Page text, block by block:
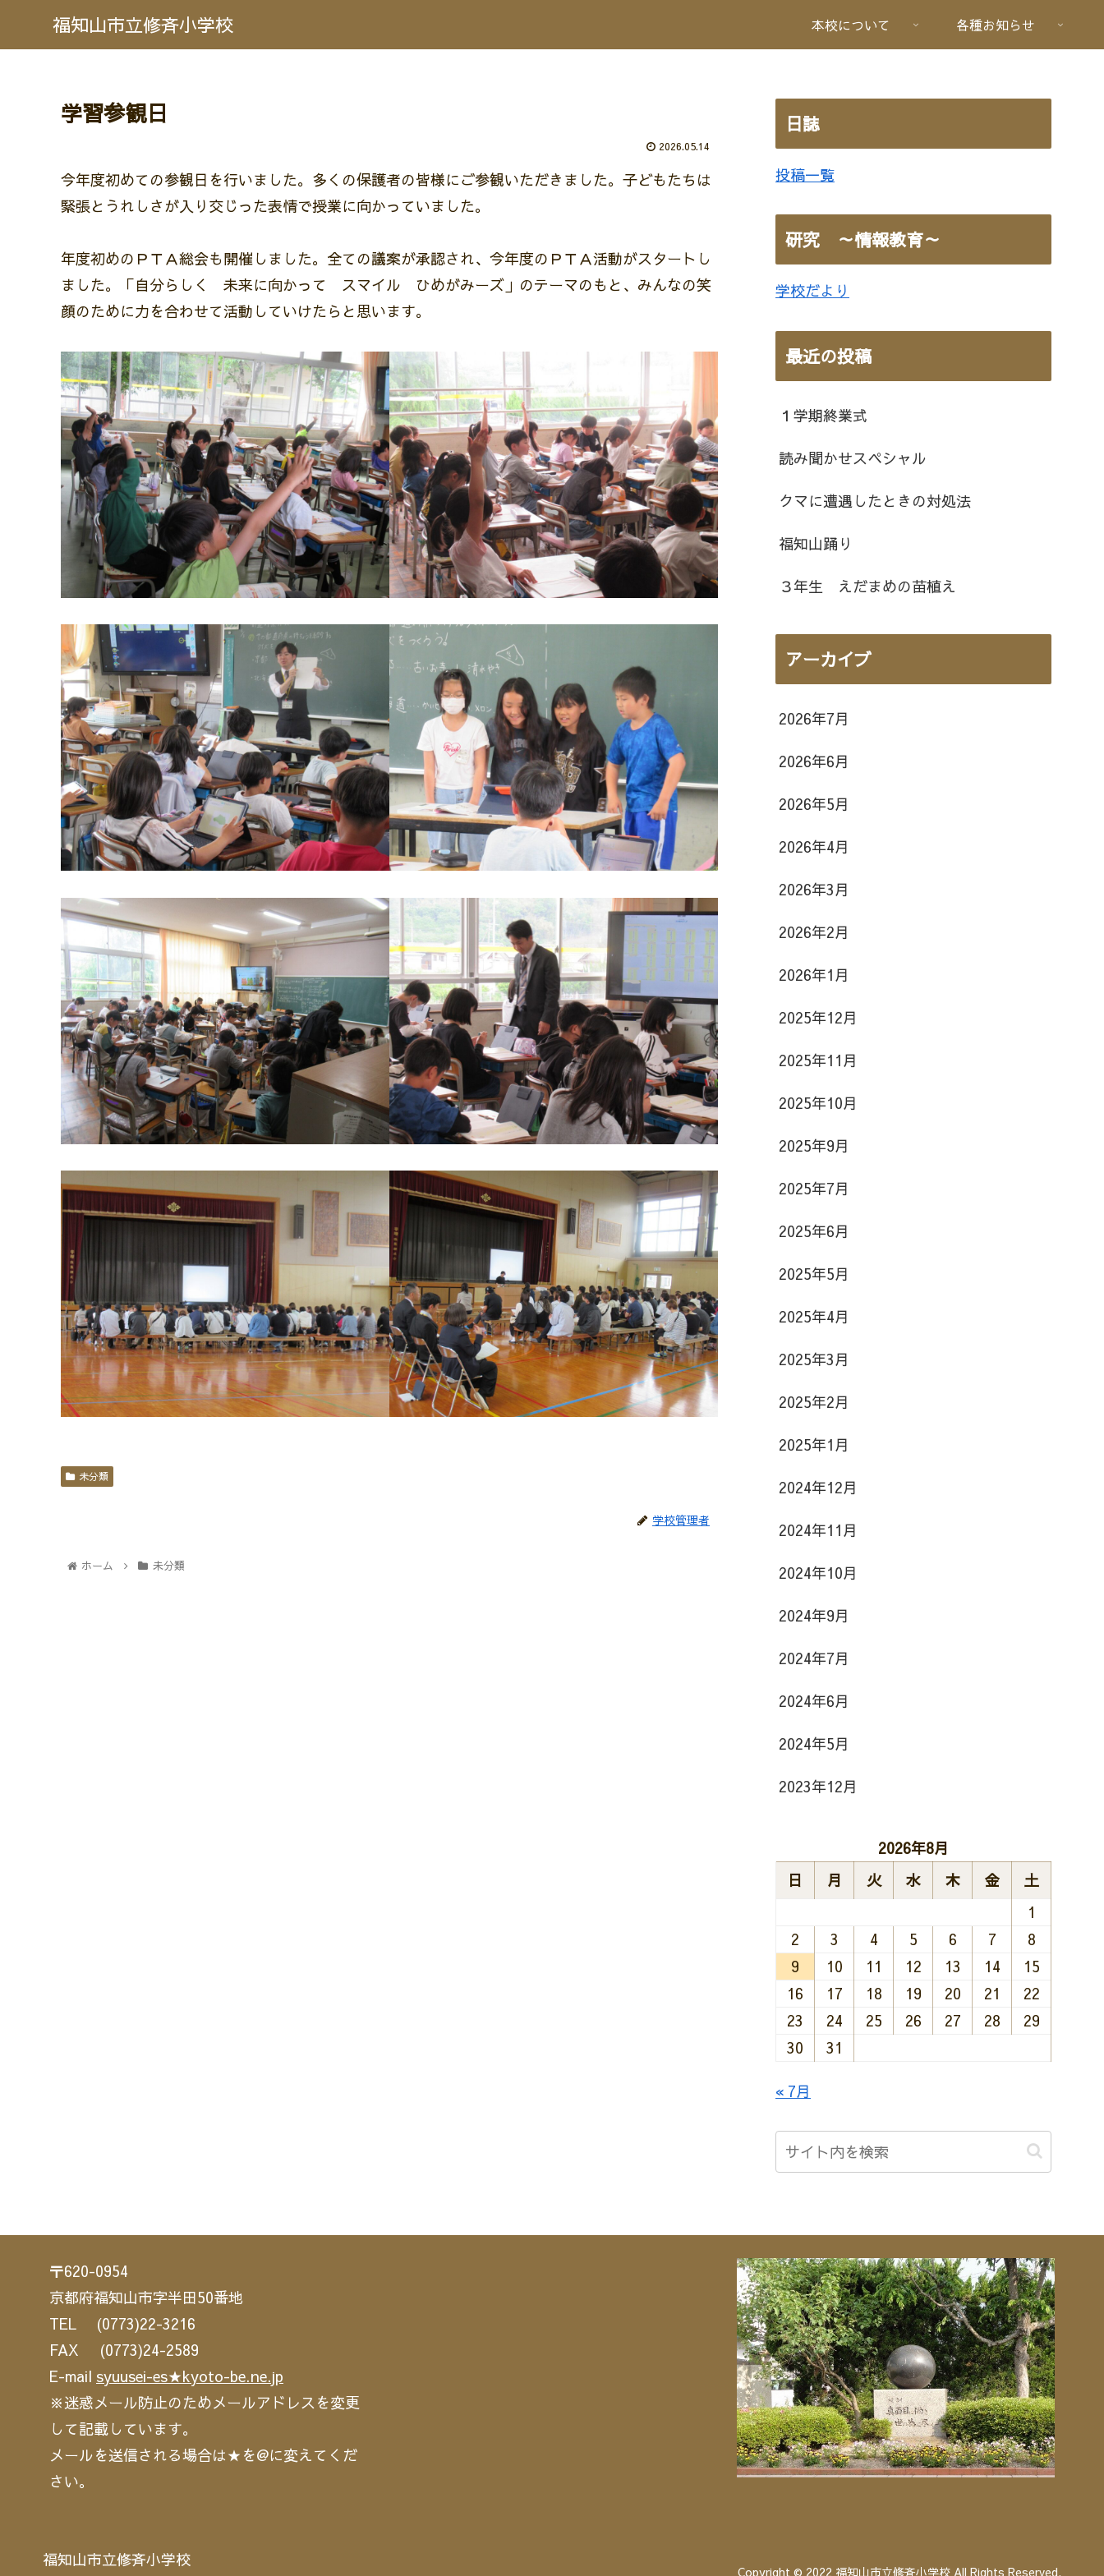
福知山市立修斉小学校 本校について 各種お知らせ
学習参観日
2026.05.14
今年度初めての参観日を行いました。多くの保護者の皆様にご参観いただきました。子どもたちは
緊張とうれしさが入り交じった表情で授業に向かっていました。
年度初めのＰＴＡ総会も開催しました。全ての議案が承認され、今年度のＰＴＡ活動がスタートし
ました。「自分らしく 未来に向かって スマイル ひめがみーズ」のテーマのもと、みんなの笑
顔のために力を合わせて活動していけたらと思います。
未分類
学校管理者
ホーム 未分類
日誌
投稿一覧
研究 ～情報教育～
学校だより
最近の投稿
１学期終業式
読み聞かせスペシャル
クマに遭遇したときの対処法
福知山踊り
３年生 えだまめの苗植え
アーカイブ
2026年7月
2026年6月
2026年5月
2026年4月
2026年3月
2026年2月
2026年1月
2025年12月
2025年11月
2025年10月
2025年9月
2025年7月
2025年6月
2025年5月
2025年4月
2025年3月
2025年2月
2025年1月
2024年12月
2024年11月
2024年10月
2024年9月
2024年7月
2024年6月
2024年5月
2023年12月
2026年8月
日
月 火 水 木 金
土
1
2
3 4 5 6 7
8
9
10 11 12 13 14
15
16
17 18 19 20 21
22
23
24 25 26 27 28
29
30
31
« 7月
〒620-0954
京都府福知山市字半田50番地
TEL (0773)22-3216
FAX (0773)24-2589
E-mail syuusei-es★kyoto-be.ne.jp
※迷惑メール防止のためメールアドレスを変更
して記載しています。
メールを送信される場合は★を@に変えてくだ
さい。
福知山市立修斉小学校
Copyright © 2022 福知山市立修斉小学校 All Rights Reserved.